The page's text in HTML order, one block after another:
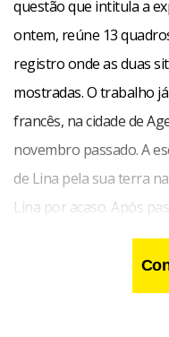
questão que intitula a
ontem, reúne 13
registro onde as duas
mostradas. O trabalho
francês, na cidade de
novembro passado. A
de Lina pela sua terra
Lina por acaso. Após
Tribunal de Contas do
seu cargo na
Com a falta de um